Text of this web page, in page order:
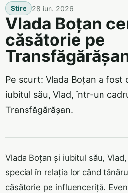
Stire 28 iun. 2026
Vlada Boțan
căsătorie pe
Pe scurt: Vlada Boțan a fost
iubitul său, Vlad, într-un
Transfăgărășan.
Vlada Boțan și iubitul său,
special în relația lor când
căsătorie pe influenceriță.